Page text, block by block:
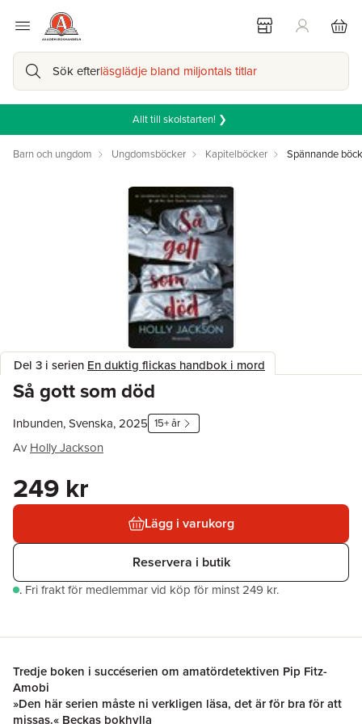
Sök efterläsglädje bland miljontals titlar
Allt till skolstarten! ❯
Barn och ungdom Ungdomsböcker Kapitelböcker Spännande
Del 3 i serien En duktig flickas handbok i mord
Så gott som död
Inbunden, Svenska, 2025 15+ år
Av Holly Jackson
249 kr
Lägg i varukorg
Reservera i butik
. Fri frakt för medlemmar vid köp för minst 249 kr.
Tredje boken i succéserien om amatördetektiven Pip Fitz-
Amobi
»Den här serien måste ni verkligen läsa, det är för bra för att
missas.« Beckas bokhylla